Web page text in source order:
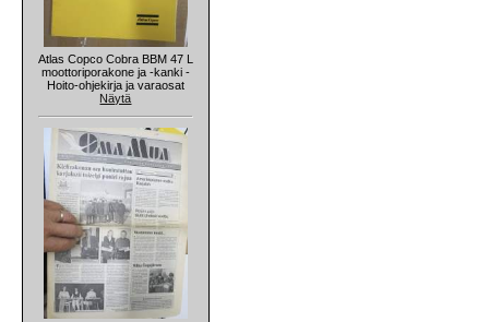
Atlas Copco Cobra BBM 47 L
moottoriporakone ja -kanki -
Hoito-ohjekirja ja varaosat
Näytä